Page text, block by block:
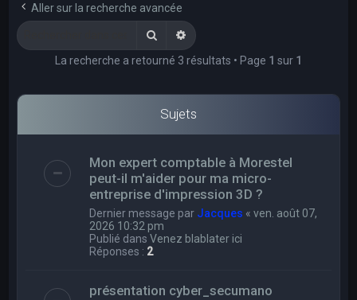
Aller sur la recherche avancée
RechercherRecherche avancée
La recherche a retourné 3 résultats • Page 1 sur 1
Sujets
Mon expert comptable à Morestel
peut-il m'aider pour ma micro-
entreprise d'impression 3D ?
Dernier message par Jacques «ven. août 07,
2026 10:32 pm
Publié dansVenez blablater ici
Réponses : 2
présentation cyber_secumano